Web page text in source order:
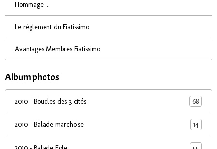
Hommage ...
Le réglement du Fiatissimo
Avantages Membres Fiatissimo
Album photos
2010 - Boucles des 3 cités 68
2010 - Balade marchoise 14